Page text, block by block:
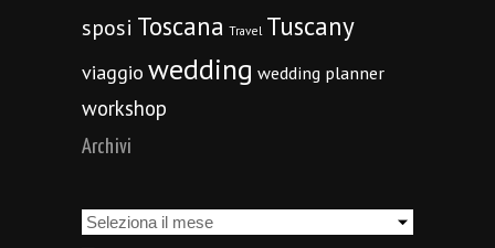
sposi Toscana Travel Tuscany
viaggio wedding wedding planner
workshop
Archivi
Archivi